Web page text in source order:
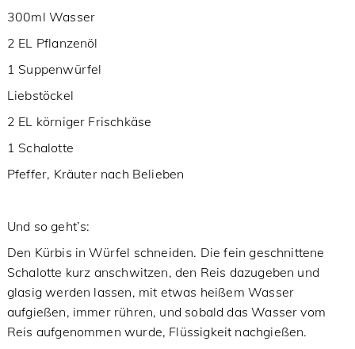
300ml Wasser
2 EL Pflanzenöl
1 Suppenwürfel
Liebstöckel
2 EL körniger Frischkäse
1 Schalotte
Pfeffer, Kräuter nach Belieben
Und so geht’s:
Den Kürbis in Würfel schneiden. Die fein geschnittene
Schalotte kurz anschwitzen, den Reis dazugeben und
glasig werden lassen, mit etwas heißem Wasser
aufgießen, immer rühren, und sobald das Wasser vom
Reis aufgenommen wurde, Flüssigkeit nachgießen.